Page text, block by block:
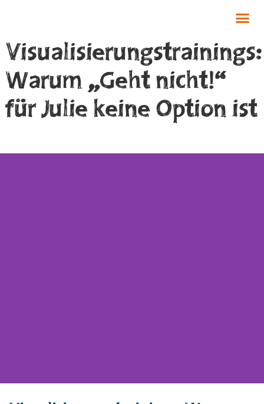
Visualisierungstrainings:
Warum „Geht nicht!“
für Julie keine Option ist